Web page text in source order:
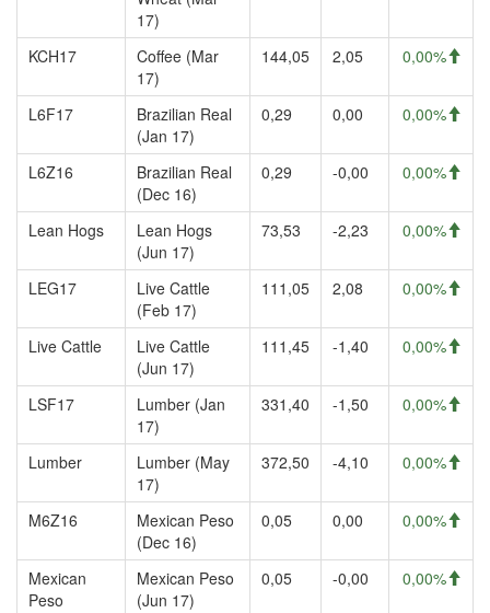
17)
KCH17
Coffee (Mar
17)
144,05 2,05 0,00%
L6F17
Brazilian Real
(Jan 17)
0,29 0,00 0,00%
L6Z16
Brazilian Real
(Dec 16)
0,29 -0,00 0,00%
Lean Hogs
Lean Hogs
(Jun 17)
73,53 -2,23 0,00%
LEG17
Live Cattle
(Feb 17)
111,05 2,08 0,00%
Live Cattle
Live Cattle
(Jun 17)
111,45 -1,40 0,00%
LSF17
Lumber (Jan
17)
331,40 -1,50 0,00%
Lumber
Lumber (May
17)
372,50 -4,10 0,00%
M6Z16
Mexican Peso
(Dec 16)
0,05 0,00 0,00%
Mexican
Peso
Mexican Peso
(Jun 17)
0,05 -0,00 0,00%